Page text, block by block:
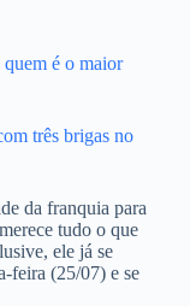
é o maior
três brigas no
da franquia para
tudo o que
ele já se
feira (25/07) e se